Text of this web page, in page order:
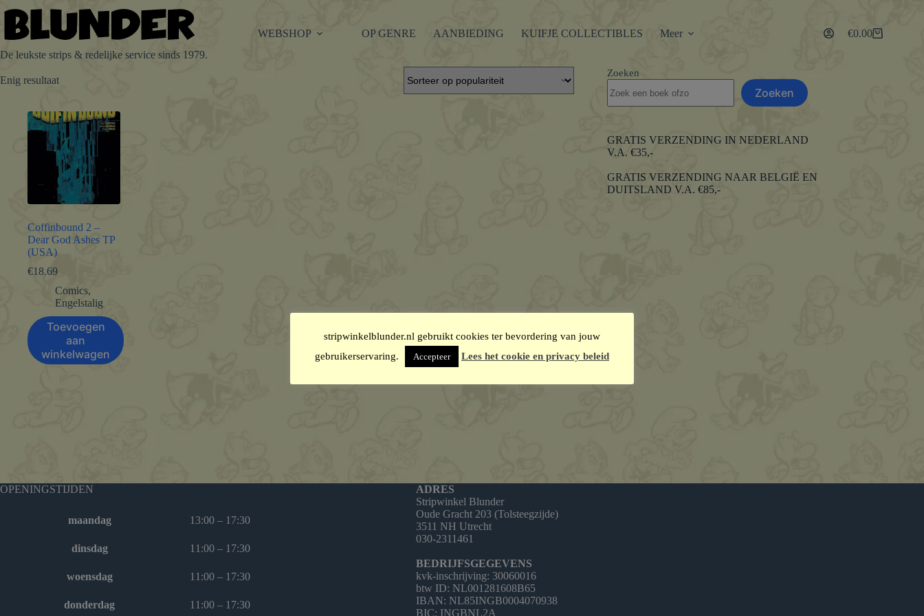
naar
inhoud
De leukste strips & redelijke service sinds 1979.
WEBSHOP OP GENRE AANBIEDING KUIFJE COLLECTIBLES Meer Winkelwagen
€0.00
Enig resultaat
Coffinbound 2 –
Dear God Ashes TP
(USA)
€18.69
Comics,
Engelstalig
Toevoegen
aan
winkelwagen
Zoeken
Zoeken
GRATIS VERZENDING IN NEDERLAND
V.A. €35,-
GRATIS VERZENDING NAAR BELGIË EN
DUITSLAND V.A. €85,-
OPENINGSTIJDEN
maandag 13:00 – 17:30
dinsdag 11:00 – 17:30
woensdag 11:00 – 17:30
donderdag 11:00 – 17:30
ADRES
Stripwinkel Blunder
Oude Gracht 203 (Tolsteegzijde)
3511 NH Utrecht
030-2311461
BEDRIJFSGEGEVENS
kvk-inschrijving: 30060016
btw ID: NL001281608B65
IBAN: NL85INGB0004070938
BIC: INGBNL2A
stripwinkelblunder.nl gebruikt cookies ter bevordering van jouw
gebruikerservaring.
Accepteer Lees het cookie en privacy beleid